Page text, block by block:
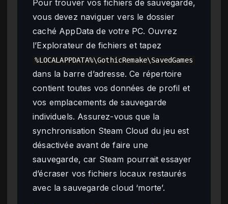
Pour trouver vos fichiers de sauvegarde,
vous devez naviguer vers le dossier
caché AppData de votre PC. Ouvrez
l’Explorateur de fichiers et tapez
%LOCALAPPDATA%\GothicRemake\SavedGames
dans la barre d’adresse. Ce répertoire
contient toutes vos données de profil et
vos emplacements de sauvegarde
individuels. Assurez-vous que la
synchronisation Steam Cloud du jeu est
désactivée avant de faire une
sauvegarde, car Steam pourrait essayer
d’écraser vos fichiers locaux restaurés
avec la sauvegarde cloud ‘morte’.